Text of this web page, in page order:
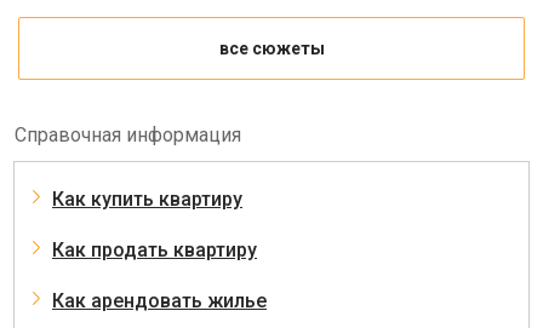
все сюжеты
Справочная информация
Как купить квартиру
Как продать квартиру
Как арендовать жилье